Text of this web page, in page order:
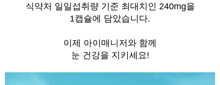
식약처 일일섭취량 기준 최대치인 240mg을
1캡슐에 담았습니다.
이제 아이매니저와 함께
눈 건강을 지키세요!